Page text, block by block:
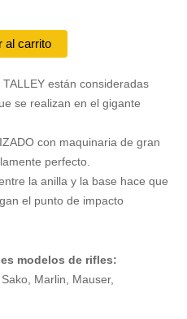
al carrito
están consideradas
se realizan en el gigante
con maquinaria de gran
perfecto.
la anilla y la base hace que
el punto de impacto
modelos de rifles:
Marlin, Mauser,